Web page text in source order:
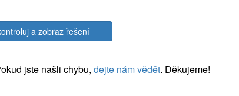
a zobraz řešení
jste našli chybu, dejte nám vědět. Děkujeme!